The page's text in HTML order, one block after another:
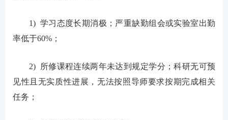
1) 学习态度长期消极；严重缺勤组会或实验室出勤
率低于60%；
2) 所修课程连续两年未达到规定学分；科研无可预
见性且无实质性进展，无法按照导师要求按期完成相关
任务；